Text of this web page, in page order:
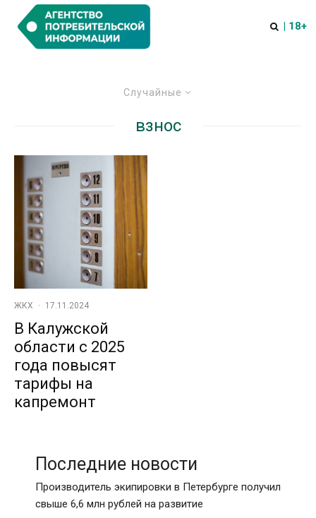
| 18+
Случайные
взнос
ЖКХ · 17.11.2024
В Калужской
области с 2025
года повысят
тарифы на
капремонт
Последние новости
Производитель экипировки в Петербурге получил
свыше 6,6 млн рублей на развитие